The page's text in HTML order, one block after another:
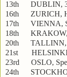
13th DUBLIN, 3
16th ZURICH,
17th VIENNA,
18th KRAKOW,
20th TALLINN,
21st
23rd OSLO,
24th